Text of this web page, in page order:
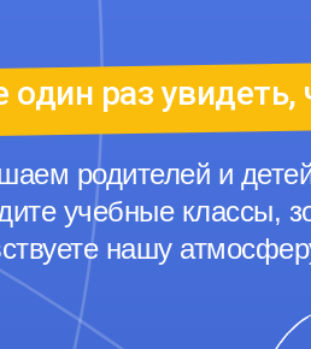
раз увидеть,
родителей и
учебные классы,
нашу